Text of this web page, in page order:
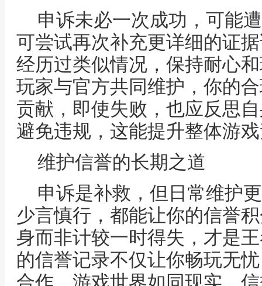
申诉未必一次成功，可能
可尝试再次补充更详细的证
经历过类似情况，保持耐心
玩家与官方共同维护，你的
贡献，即使失败，也应反思
避免违规，这能提升整体游
维护信誉的长期之道
申诉是补救，但日常维护
少言慎行，都能让你的信誉
身而非计较一时得失，才是
的信誉记录不仅让你畅玩无